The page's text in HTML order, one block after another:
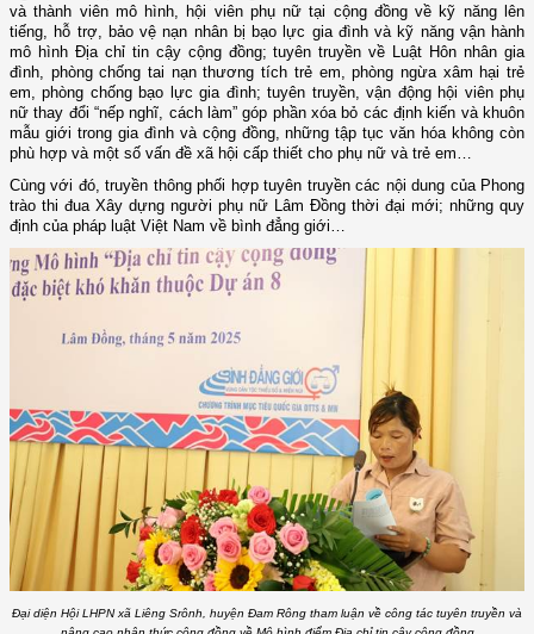
và thành viên mô hình, hội viên phụ nữ tại cộng đồng về kỹ năng lên
tiếng, hỗ trợ, bảo vệ nạn nhân bị bạo lực gia đình và kỹ năng vận hành
mô hình Địa chỉ tin cậy cộng đồng; tuyên truyền về Luật Hôn nhân gia
đình, phòng chống tai nạn thương tích trẻ em, phòng ngừa xâm hại trẻ
em, phòng chống bạo lực gia đình; tuyên truyền, vận động hội viên phụ
nữ thay đổi “nếp nghĩ, cách làm” góp phần xóa bỏ các định kiến và khuôn
mẫu giới trong gia đình và cộng đồng, những tập tục văn hóa không còn
phù hợp và một số vấn đề xã hội cấp thiết cho phụ nữ và trẻ em…
Cùng với đó, truyền thông phối hợp tuyên truyền các nội dung của Phong
trào thi đua Xây dựng người phụ nữ Lâm Đồng thời đại mới; những quy
định của pháp luật Việt Nam về bình đẳng giới…
Đại diện Hội LHPN xã Liêng Srônh, huyện Đam Rông tham luận về công tác tuyên truyền và